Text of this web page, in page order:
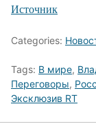
Источник
Categories:
Tags: В мире,
Переговоры,
Эксклюзив RT